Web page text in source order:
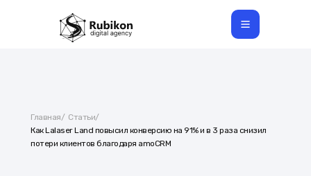
Связаться
© Copyright 2026 Rubikon. Все права защищены.
Главная/ Статьи/
Как Lalaser Land повысил конверсию на 91% и в 3 раза снизил
потери клиентов благодаря amoCRM